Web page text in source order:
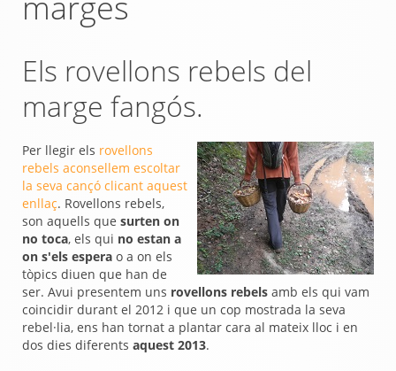
Els rovellons rebels del
marge fangós.
Per llegir els rovellons
rebels aconsellem escoltar
la seva cançó clicant aquest
enllaç. Rovellons rebels,
son aquells que surten on
no toca, els qui no estan a
on s'els espera o a on els
tòpics diuen que han de
ser. Avui presentem uns rovellons rebels amb els qui vam
coincidir durant el 2012 i que un cop mostrada la seva
rebel·lia, ens han tornat a plantar cara al mateix lloc i en
dos dies diferents aquest 2013.